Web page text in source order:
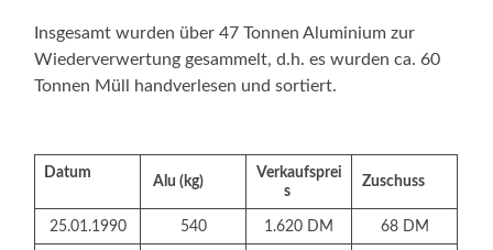
Insgesamt wurden über 47 Tonnen Aluminium zur
Wiederverwertung gesammelt, d.h. es wurden ca. 60
Tonnen Müll handverlesen und sortiert.
Datum
Alu (kg)
Verkaufsprei
s
Zuschuss
25.01.1990 540 1.620 DM 68 DM